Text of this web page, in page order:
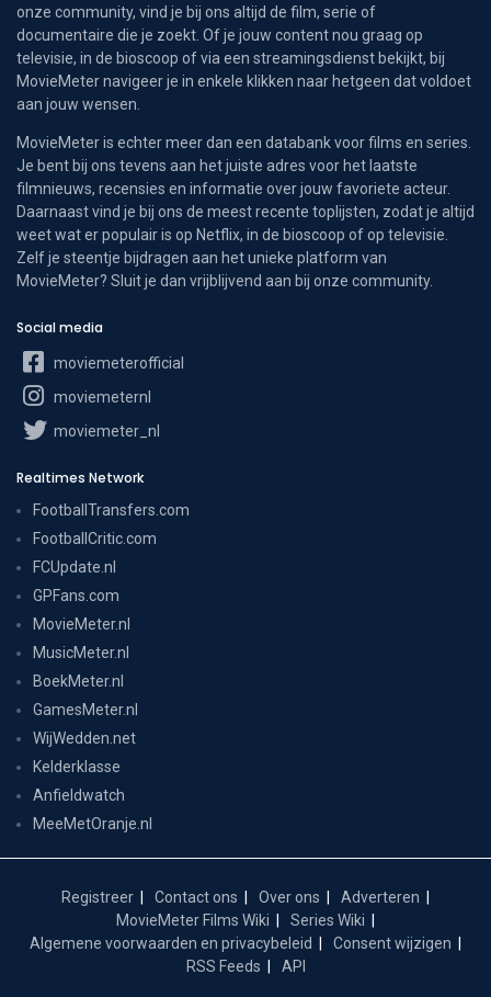
onze community, vind je bij ons altijd de film, serie of
documentaire die je zoekt. Of je jouw content nou graag op
televisie, in de bioscoop of via een streamingsdienst bekijkt, bij
MovieMeter navigeer je in enkele klikken naar hetgeen dat voldoet
aan jouw wensen.
MovieMeter is echter meer dan een databank voor films en series.
Je bent bij ons tevens aan het juiste adres voor het laatste
filmnieuws, recensies en informatie over jouw favoriete acteur.
Daarnaast vind je bij ons de meest recente toplijsten, zodat je altijd
weet wat er populair is op Netflix, in de bioscoop of op televisie.
Zelf je steentje bijdragen aan het unieke platform van
MovieMeter? Sluit je dan vrijblijvend aan bij onze community.
Social media
moviemeterofficial
moviemeternl
moviemeter_nl
Realtimes Network
FootballTransfers.com
FootballCritic.com
FCUpdate.nl
GPFans.com
MovieMeter.nl
MusicMeter.nl
BoekMeter.nl
GamesMeter.nl
WijWedden.net
Kelderklasse
Anfieldwatch
MeeMetOranje.nl
Registreer Contact ons Over ons
Adverteren
MovieMeter Films Wiki
Series Wiki
Algemene voorwaarden en privacybeleid
Consent wijzigen
RSS Feeds
API